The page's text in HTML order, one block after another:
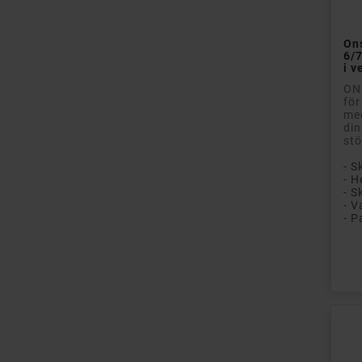
6/
i
för
-
-
-